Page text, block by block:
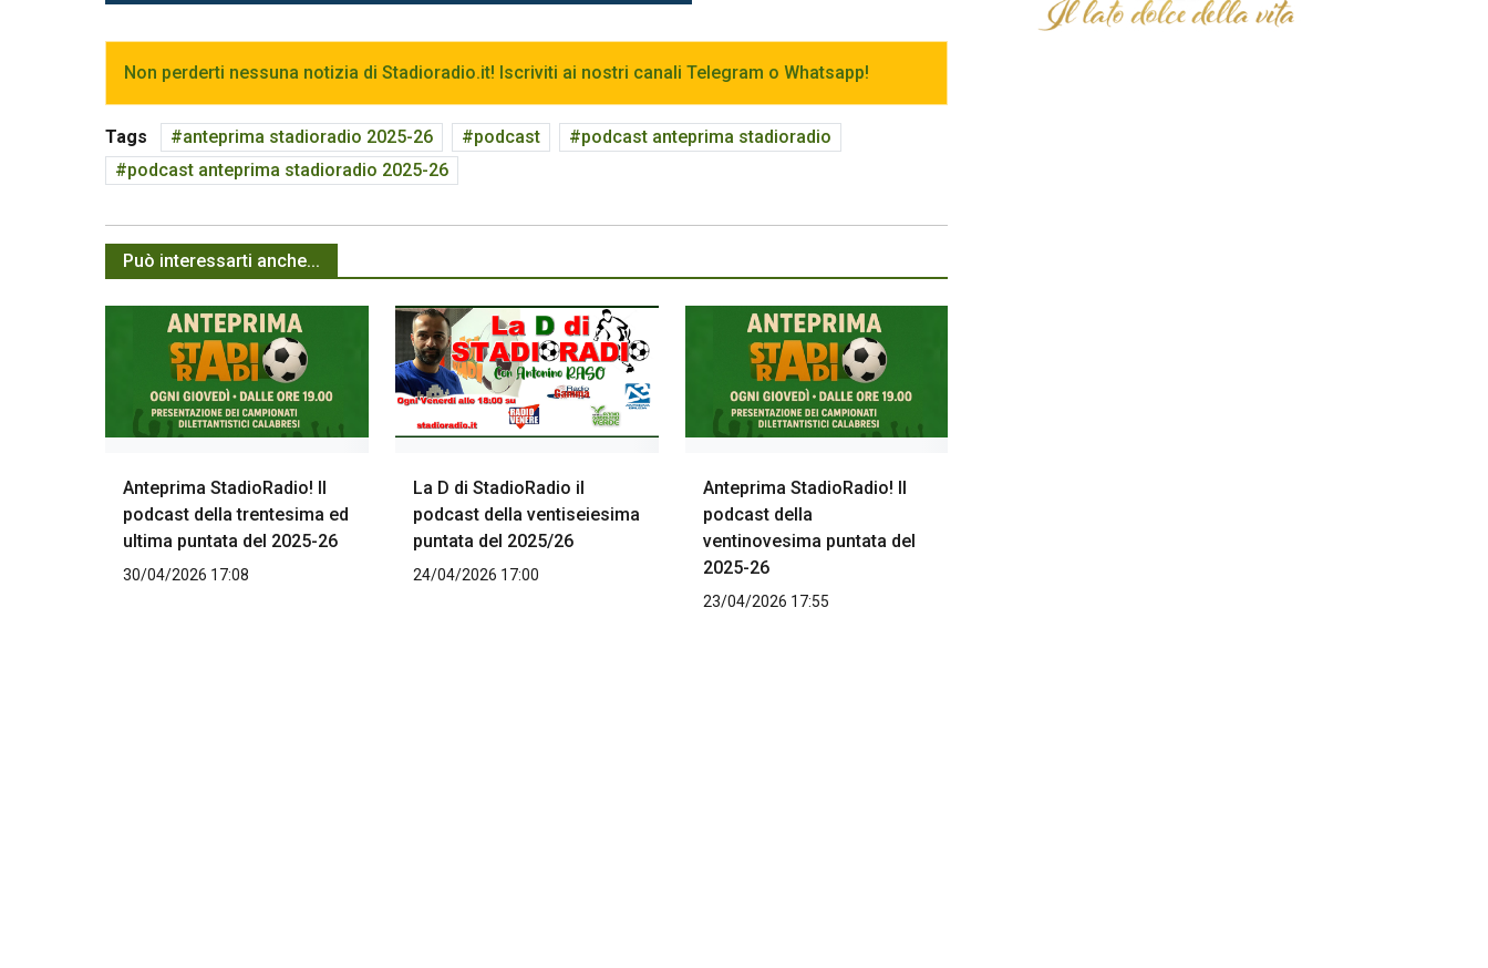
Non perderti nessuna notizia di Stadioradio.it! Iscriviti ai nostri canali Telegram o Whatsapp!
Tags anteprima stadioradio 2025-26 podcast
podcast anteprima stadioradio
podcast anteprima stadioradio 2025-26
Può interessarti anche...
Anteprima StadioRadio! Il
podcast della trentesima ed
ultima puntata del 2025-26
30/04/2026 17:08
La D di StadioRadio il
podcast della ventiseiesima
puntata del 2025/26
24/04/2026 17:00
Anteprima StadioRadio! Il
podcast della
ventinovesima puntata del
2025-26
23/04/2026 17:55